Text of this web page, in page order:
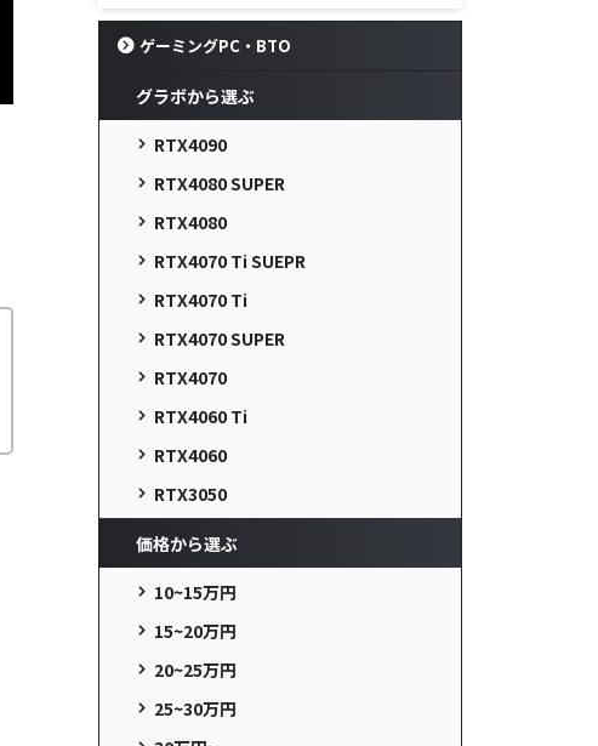
ゲーミングPC・BTO
グラボから選ぶ
RTX4090
RTX4080 SUPER
RTX4080
RTX4070 Ti SUEPR
RTX4070 Ti
RTX4070 SUPER
RTX4070
RTX4060 Ti
RTX4060
RTX3050
価格から選ぶ
10~15万円
15~20万円
20~25万円
25~30万円